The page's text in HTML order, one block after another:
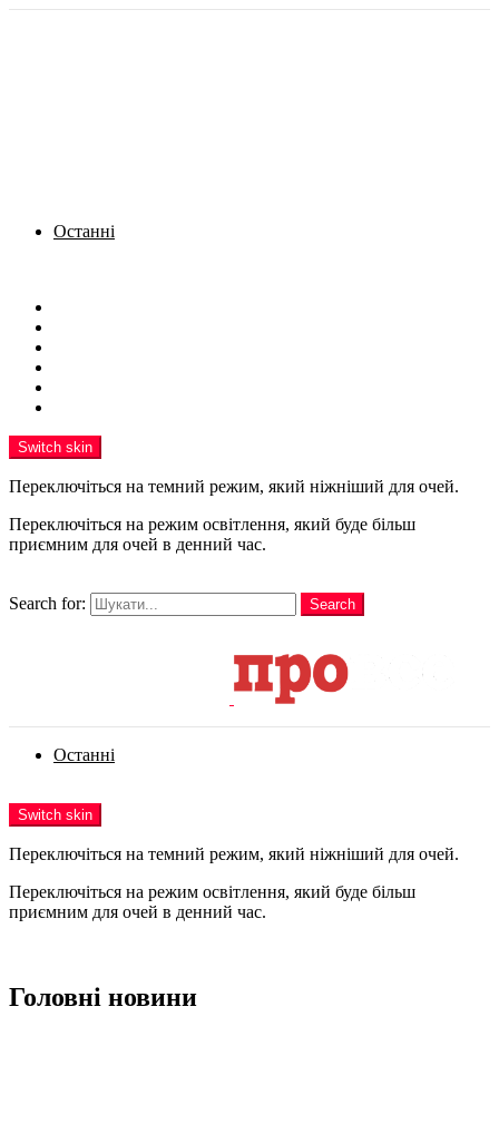
Останні
Switch skin
Переключіться на темний режим, який ніжніший для очей.
Переключіться на режим освітлення, який буде більш
приємним для очей в денний час.
Search for:
Search
Останні
Switch skin
Переключіться на темний режим, який ніжніший для очей.
Переключіться на режим освітлення, який буде більш
приємним для очей в денний час.
Головні новини